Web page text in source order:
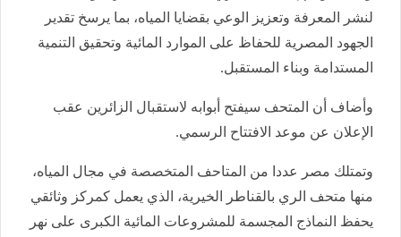
لنشر المعرفة وتعزيز الوعي بقضايا المياه، بما يرسخ تقدير
الجهود المصرية للحفاظ على الموارد المائية وتحقيق التنمية
المستدامة وبناء المستقبل.
وأضاف أن المتحف سيفتح أبوابه لاستقبال الزائرين عقب
الإعلان عن موعد الافتتاح الرسمي.
وتمتلك مصر عددا من المتاحف المتخصصة في مجال المياه،
منها متحف الري بالقناطر الخيرية، الذي يعمل كمركز وثائقي
يحفظ النماذج المجسمة للمشروعات المائية الكبرى على نهر